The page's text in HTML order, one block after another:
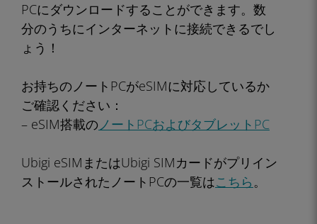
PCにダウンロードすることができます。数
分のうちにインターネットに接続できるでし
ょう！
お持ちのノートPCがeSIMに対応しているか
ご確認ください：
– eSIM搭載のノートPCおよびタブレットPC
Ubigi eSIMまたはUbigi SIMカードがプリイン
ストールされたノートPCの一覧はこちら 。